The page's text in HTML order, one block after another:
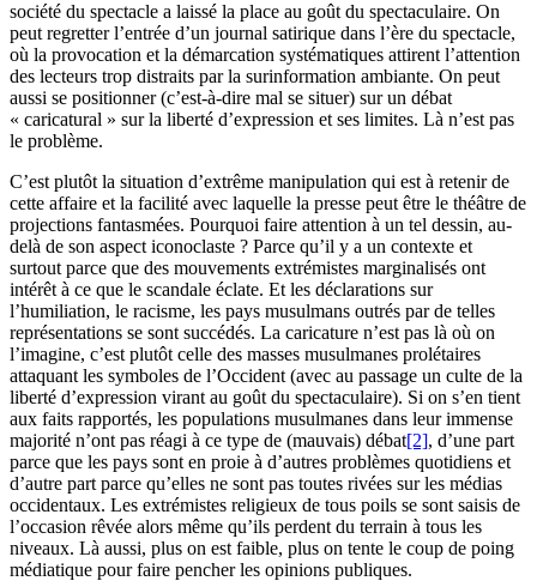
société du spectacle a laissé la place au goût du spectaculaire. On
peut regretter l’entrée d’un journal satirique dans l’ère du spectacle,
où la provocation et la démarcation systématiques attirent l’attention
des lecteurs trop distraits par la surinformation ambiante. On peut
aussi se positionner (c’est-à-dire mal se situer) sur un débat
« caricatural » sur la liberté d’expression et ses limites. Là n’est pas
le problème.
C’est plutôt la situation d’extrême manipulation qui est à retenir de
cette affaire et la facilité avec laquelle la presse peut être le théâtre de
projections fantasmées. Pourquoi faire attention à un tel dessin, au-
delà de son aspect iconoclaste ? Parce qu’il y a un contexte et
surtout parce que des mouvements extrémistes marginalisés ont
intérêt à ce que le scandale éclate. Et les déclarations sur
l’humiliation, le racisme, les pays musulmans outrés par de telles
représentations se sont succédés. La caricature n’est pas là où on
l’imagine, c’est plutôt celle des masses musulmanes prolétaires
attaquant les symboles de l’Occident (avec au passage un culte de la
liberté d’expression virant au goût du spectaculaire). Si on s’en tient
aux faits rapportés, les populations musulmanes dans leur immense
majorité n’ont pas réagi à ce type de (mauvais) débat[2], d’une part
parce que les pays sont en proie à d’autres problèmes quotidiens et
d’autre part parce qu’elles ne sont pas toutes rivées sur les médias
occidentaux. Les extrémistes religieux de tous poils se sont saisis de
l’occasion rêvée alors même qu’ils perdent du terrain à tous les
niveaux. Là aussi, plus on est faible, plus on tente le coup de poing
médiatique pour faire pencher les opinions publiques.